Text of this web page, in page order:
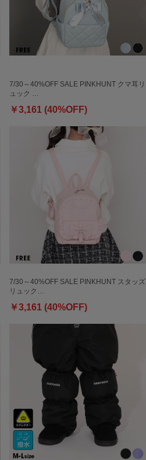
7/30～40%OFF SALE PINKHUNT クマ耳リ
ュック …
￥3,161 (40%OFF)
7/30～40%OFF SALE PINKHUNT スタッズ
リュック…
￥3,161 (40%OFF)